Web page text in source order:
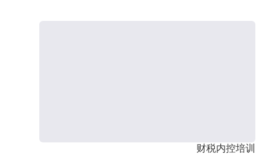
财税内控培训